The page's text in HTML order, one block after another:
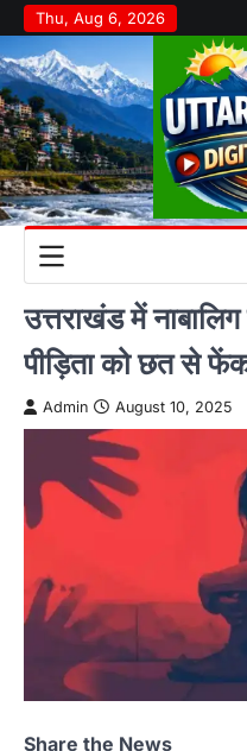
Skip
to
content
Thu, Aug 6, 2026
उत्तराखंड में
पीड़िता को छत से
Admin August 10, 2025
Share the News